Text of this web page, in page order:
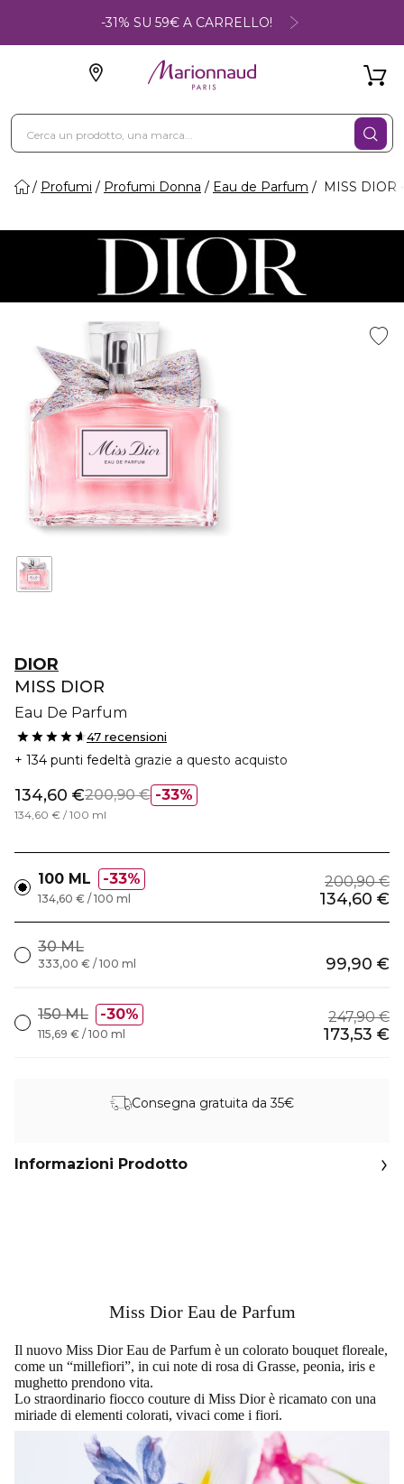
-31% SU 59€ A CARRELLO!
Profumi Profumi Donna Eau de Parfum MISS DIOR
DIOR
MISS DIOR
Eau De Parfum
47 recensioni
134 punti fedeltà grazie a questo acquisto
33%
134,60 €200,90 €
134,60 € / 100 ml
100 ML 33% 200,90 €
134,60 €
134,60 € / 100 ml
30 ML
99,90 €
333,00 € / 100 ml
150 ML 30% 247,90 €
173,53 €
115,69 € / 100 ml
Consegna gratuita da 35€
Informazioni Prodotto
Miss Dior Eau de Parfum
Il nuovo Miss Dior Eau de Parfum è un colorato bouquet floreale,
come un “millefiori”, in cui note di rosa di Grasse, peonia, iris e
mughetto prendono vita.
Lo straordinario fiocco couture di Miss Dior è ricamato con una
miriade di elementi colorati, vivaci come i fiori.